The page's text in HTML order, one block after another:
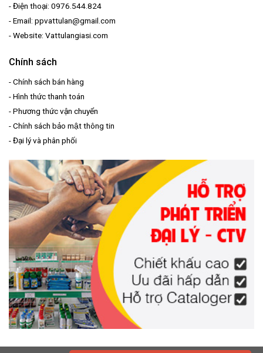
- Điện thoại: 0976.544.824
- Email: ppvattulan@gmail.com
- Website: Vattulangiasi.com
Chính sách
-Chính sách bán hàng
-Hình thức thanh toán
-Phương thức vận chuyển
-Chính sách bảo mật thông tin
-Đại lý và phân phối